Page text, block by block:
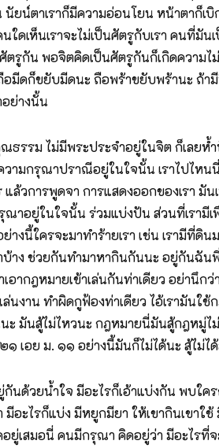
ยน์ตาเราก็มีความอ่อนโยน หน้าตาก็เ
ใดเห็นเราจะไม่เป็นศัตรูกับเรา คนที่มั
ตรูกัน พอจิตคิดเป็นศัตรูกันก็เกิดความไ
อมีดก็ขยับมีดนะ ถือพร้าขยับพร้านะ ถ้
ย่างนั้น
รรม ไม่มีพระประจำอยู่ในจิต ก็เลยห้
ความกรุณาปราณีอยู่ในใจนั้น เราไปไหน
แล้วการพูดจา การแสดงออกของเรา มั
าอยู่ในใจนั้น ร่วมแบ่งปัน ส่วนที่เรามีเ
งนี้ใครจะมาทำร้ายเรา เช่น เรามีที่ดินม
าง ช่วยกันทำมาหากินกันนะ อยู่กันฉัน
ากฎหมายเข้าเล่นกันท่าเดียว อย่านึกว่
นงาน ทำผิดกูฟ้องท่าเดียว ไอ้เรามันใ
มันสู้ไม่ไหวนะ กฎหมายนี่มันสู้กฎหมู่ไม่
เอย ม. ๑๑ อย่างนี้มันก็ไม่ได้นะ สู้ไม่ไ
นด้วยน้ำใจ มีอะไรก็เอ้าแบ่งกัน พบใค
อะไรก็แบ่ง มีหยูกมียา ให้เขากินเขาใ
อยู่เสมอนี่ คนมีกรุณา คิดอยู่ว่า มีอะไรที่จ